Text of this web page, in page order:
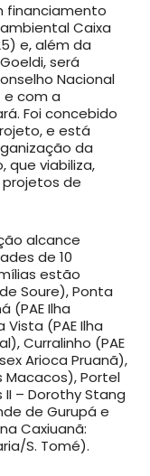
financiamento
Caixa
e, além da
será
Nacional
e com a
Foi concebido
e está
da
que viabiliza,
de
alcance
de 10
estão
Soure), Ponta
(PAE Ilha
(PAE Ilha
Curralinho (PAE
Arioca Pruanã),
Macacos), Portel
II – Dorothy Stang
de Gurupá e
Caxiuanã:
S. Tomé).